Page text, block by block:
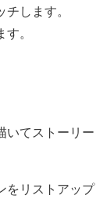
します。
。
いてストーリー
をリストアップ